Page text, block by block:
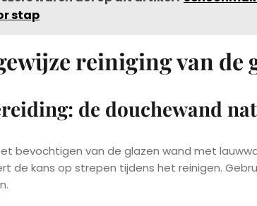
stap
reiniging van de
de douchewand
bevochtigen van de glazen wand met
de kans op strepen tijdens het reinigen.